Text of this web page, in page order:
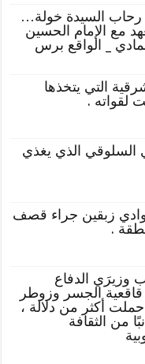
رحاب السيدة خولة…
مع الإمام الحسين
_ الواقع برس
التي يتخذها
لقواته .
السلوقي الذي يغذي
وادي زبقين جراء قصف
.
وزيرَي الدفاع
الجسر وزوطر
أكثر من دلالة ،
من الثقافة